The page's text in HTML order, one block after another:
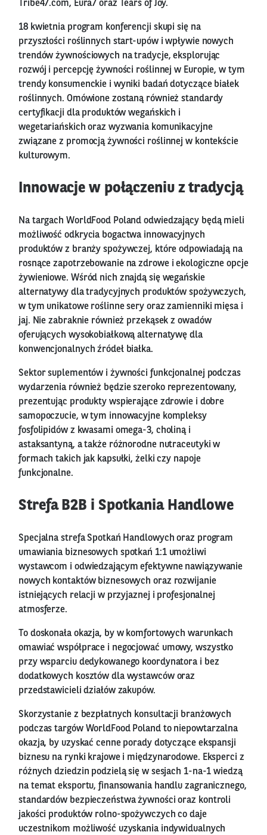
Tribe47.com, Eura7 oraz Tears of Joy.
18 kwietnia program konferencji skupi się na
przyszłości roślinnych start-upów i wpływie nowych
trendów żywnościowych na tradycje, eksplorując
rozwój i percepcję żywności roślinnej w Europie, w tym
trendy konsumenckie i wyniki badań dotyczące białek
roślinnych. Omówione zostaną również standardy
certyfikacji dla produktów wegańskich i
wegetariańskich oraz wyzwania komunikacyjne
związane z promocją żywności roślinnej w kontekście
kulturowym.
Innowacje w połączeniu z tradycją
Na targach WorldFood Poland odwiedzający będą mieli
możliwość odkrycia bogactwa innowacyjnych
produktów z branży spożywczej, które odpowiadają na
rosnące zapotrzebowanie na zdrowe i ekologiczne opcje
żywieniowe. Wśród nich znajdą się wegańskie
alternatywy dla tradycyjnych produktów spożywczych,
w tym unikatowe roślinne sery oraz zamienniki mięsa i
jaj. Nie zabraknie również przekąsek z owadów
oferujących wysokobiałkową alternatywę dla
konwencjonalnych źródeł białka.
Sektor suplementów i żywności funkcjonalnej podczas
wydarzenia również będzie szeroko reprezentowany,
prezentując produkty wspierające zdrowie i dobre
samopoczucie, w tym innowacyjne kompleksy
fosfolipidów z kwasami omega-3, choliną i
astaksantyną, a także różnorodne nutraceutyki w
formach takich jak kapsułki, żelki czy napoje
funkcjonalne.
Strefa B2B i Spotkania Handlowe
Specjalna strefa Spotkań Handlowych oraz program
umawiania biznesowych spotkań 1:1 umożliwi
wystawcom i odwiedzającym efektywne nawiązywanie
nowych kontaktów biznesowych oraz rozwijanie
istniejących relacji w przyjaznej i profesjonalnej
atmosferze.
To doskonała okazja, by w komfortowych warunkach
omawiać współprace i negocjować umowy, wszystko
przy wsparciu dedykowanego koordynatora i bez
dodatkowych kosztów dla wystawców oraz
przedstawicieli działów zakupów.
Skorzystanie z bezpłatnych konsultacji branżowych
podczas targów WorldFood Poland to niepowtarzalna
okazja, by uzyskać cenne porady dotyczące ekspansji
biznesu na rynki krajowe i międzynarodowe. Eksperci z
różnych dziedzin podzielą się w sesjach 1-na-1 wiedzą
na temat eksportu, finansowania handlu zagranicznego,
standardów bezpieczeństwa żywności oraz kontroli
jakości produktów rolno-spożywczych co daje
uczestnikom możliwość uzyskania indywidualnych